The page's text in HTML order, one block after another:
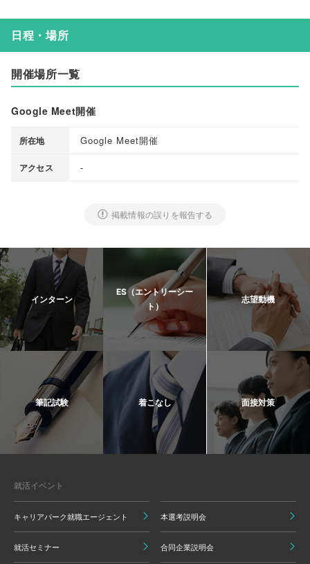
日程・場所
開催場所一覧
Google Meet開催
所在地 Google Meet開催
アクセス -
掲載情報の誤りを報告する
インターン
ES（エントリーシー
ト）
志望動機
筆記試験 着こなし 面接対策
就活イベント
キャリアパーク就職エージェント 本選考説明会
就活セミナー 合同企業説明会